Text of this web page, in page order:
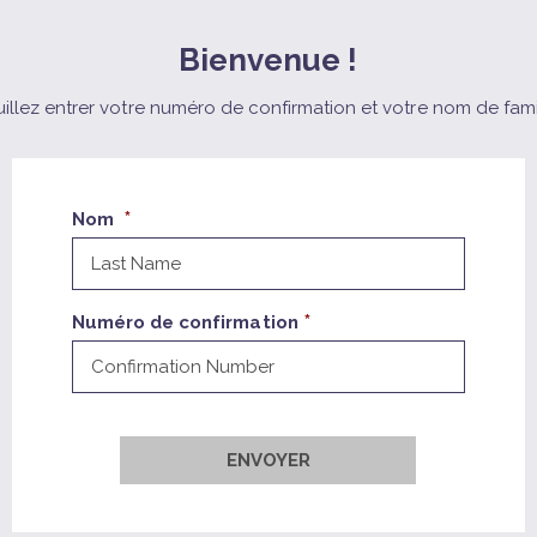
Bienvenue !
entrer votre numéro de confirmation et votre nom de
Nom
Numéro de confirmation
ENVOYER